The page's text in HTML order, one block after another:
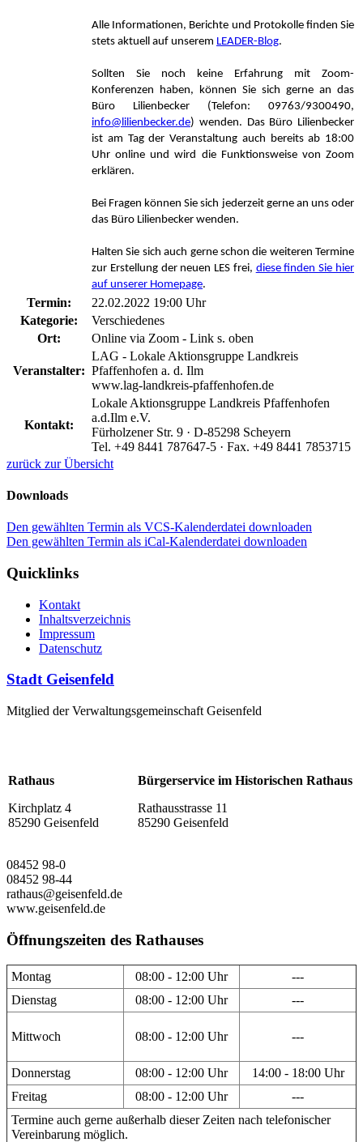
Alle Informationen, Berichte und Protokolle finden Sie
stets aktuell auf unserem LEADER-Blog.
Sollten Sie noch keine Erfahrung mit Zoom-
Konferenzen haben, können Sie sich gerne an das
Büro Lilienbecker (Telefon: 09763/9300490,
info@lilienbecker.de) wenden. Das Büro Lilienbecker
ist am Tag der Veranstaltung auch bereits ab 18:00
Uhr online und wird die Funktionsweise von Zoom
erklären.
Bei Fragen können Sie sich jederzeit gerne an uns oder
das Büro Lilienbecker wenden.
Halten Sie sich auch gerne schon die weiteren Termine
zur Erstellung der neuen LES frei, diese finden Sie hier
auf unserer Homepage.
Termin:
22.02.2022 19:00 Uhr
Kategorie:
Verschiedenes
Ort:
Online via Zoom - Link s. oben
Veranstalter:
LAG - Lokale Aktionsgruppe Landkreis
Pfaffenhofen a. d. Ilm
www.lag-landkreis-pfaffenhofen.de
Kontakt:
Lokale Aktionsgruppe Landkreis Pfaffenhofen
a.d.Ilm e.V.
Fürholzener Str. 9 · D-85298 Scheyern
Tel. +49 8441 787647-5 · Fax. +49 8441 7853715
zurück zur Übersicht
Downloads
Den gewählten Termin als VCS-Kalenderdatei downloaden
Den gewählten Termin als iCal-Kalenderdatei downloaden
Quicklinks
Kontakt
Inhaltsverzeichnis
Impressum
Datenschutz
Stadt Geisenfeld
Mitglied der Verwaltungsgemeinschaft Geisenfeld
Rathaus
Kirchplatz 4
85290 Geisenfeld
Bürgerservice im Historischen Rathaus
Rathausstrasse 11
85290 Geisenfeld
08452 98-0
08452 98-44
rathaus@geisenfeld.de
www.geisenfeld.de
Öffnungszeiten des Rathauses
Montag 08:00 - 12:00 Uhr
---
Dienstag
08:00 - 12:00 Uhr ---
Mittwoch 08:00 - 12:00 Uhr ---
Donnerstag 08:00 - 12:00 Uhr
14:00 - 18:00 Uhr
Freitag
08:00 - 12:00 Uhr
---
Termine auch gerne außerhalb dieser Zeiten nach telefonischer
Vereinbarung möglich.